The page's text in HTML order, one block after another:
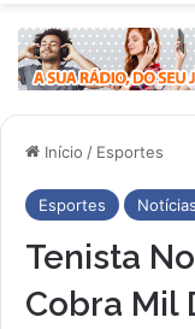
Início / Esportes
Esportes Notícias
Tenista
Cobra Mil